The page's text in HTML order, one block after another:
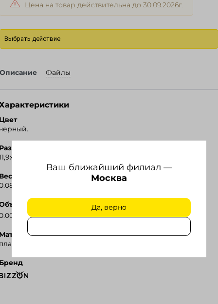
Ваш ближайший филиал —
Москва
Да, верно
Цена на товар действительна до 30.09.2026г.
Выбрать действие
Описание Файлы
кг.
м .